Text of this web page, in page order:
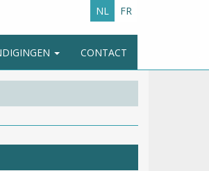
NL FR
CONTACT